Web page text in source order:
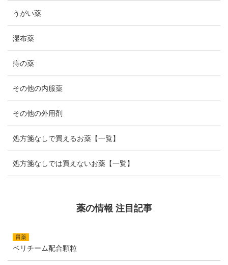
うがい薬
湿布薬
痔の薬
その他の内服薬
その他の外用剤
処方箋なしで買えるお薬【一覧】
処方箋なしでは買えないお薬【一覧】
薬の情報 注目記事
胃薬
ベリチーム配合顆粒